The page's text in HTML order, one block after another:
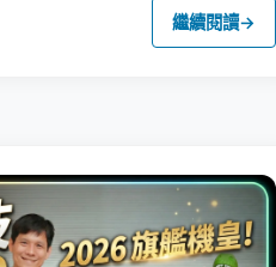
繼續閱讀→